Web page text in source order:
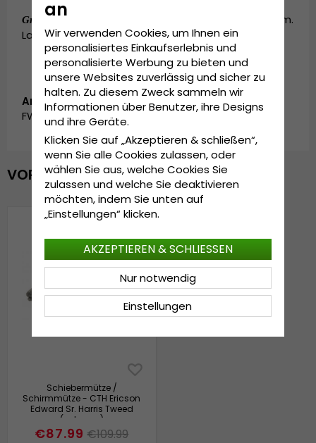
Grösseninformationen
Small - 56 cm. Medium - 58 cm.
Large - 60 cm. X-Large - 62 cm.
Artikelnummer:
FW_EdwardSr.HTBL62
VOR KURZEM ANGESEHEN
Schiebermütze /
Schirmmütze - CTH Ericson
Edward Sr. Harris Tweed
(schwarz)
€87.99 €109.99
an
Wir verwenden Cookies, um Ihnen ein
personalisiertes Einkaufserlebnis und
personalisierte Werbung zu bieten und
unsere Websites zuverlässig und sicher zu
halten. Zu diesem Zweck sammeln wir
Informationen über Benutzer, ihre Designs
und ihre Geräte.
Klicken Sie auf „Akzeptieren & schließen“,
wenn Sie alle Cookies zulassen, oder
wählen Sie aus, welche Cookies Sie
zulassen und welche Sie deaktivieren
möchten, indem Sie unten auf
„Einstellungen“ klicken.
Einstellungen
Nur notwendig
AKZEPTIEREN & SCHLIESSEN